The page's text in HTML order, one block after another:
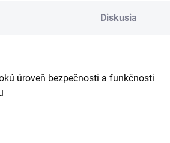
Diskusia
úroveň bezpečnosti a funkčnosti